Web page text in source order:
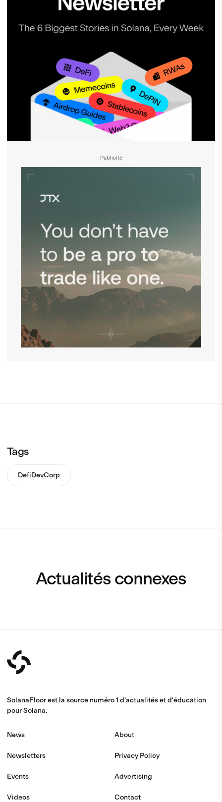
Publicité
Tags
DefiDevCorp
Actualités connexes
SolanaFloor est la source numéro 1 d'actualités et d'éducation
pour Solana.
News
Newsletters
Events
Videos
About
Privacy Policy
Advertising
Contact